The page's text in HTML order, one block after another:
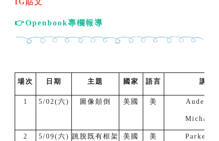
IG貼文
👉Openbook專欄報導
場次 日期 主題 國家 語言 講
1 5/02(六) 圖像顛倒 美國 美 Auden
Michael
2 5/09(六) 跳脫既有框架 美國 美 Parker